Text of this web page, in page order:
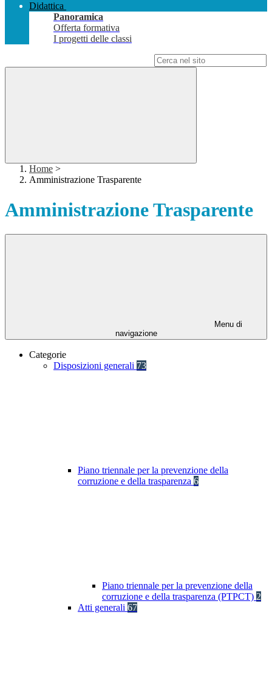
Didattica
Panoramica
Offerta formativa
I progetti delle classi
Home >
Amministrazione Trasparente
Amministrazione Trasparente
Menu di
navigazione
Categorie
Disposizioni generali 73
Piano triennale per la prevenzione della
corruzione e della trasparenza 6
Piano triennale per la prevenzione della
corruzione e della trasparenza (PTPCT) 2
Atti generali 67